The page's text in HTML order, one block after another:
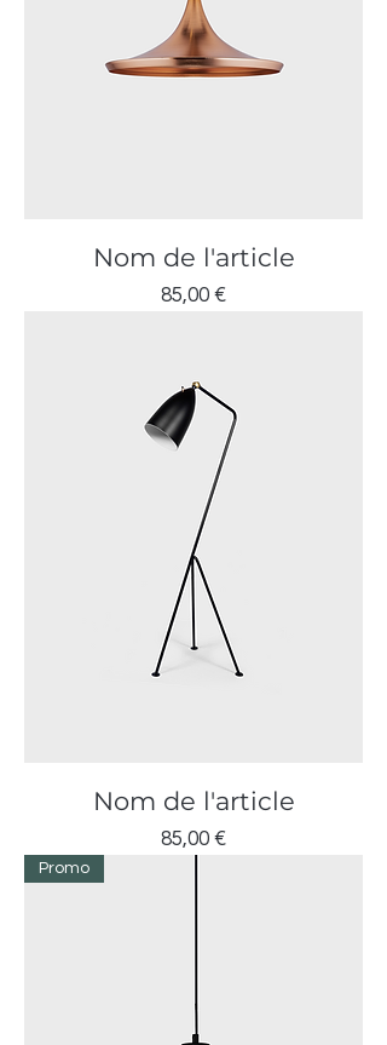
Nom de l'article
Prix
85,00 €
Nom de l'article
Prix
85,00 €
Promo